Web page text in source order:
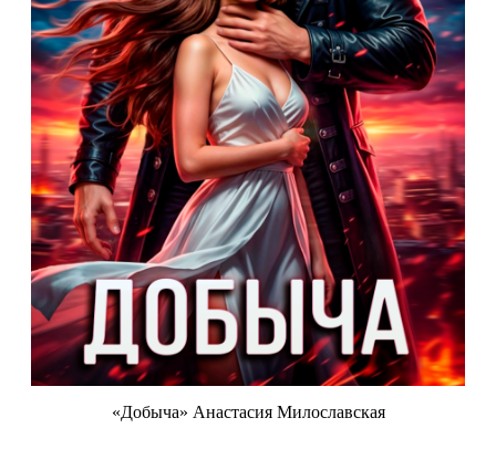
«Добыча» Анастасия Милославская